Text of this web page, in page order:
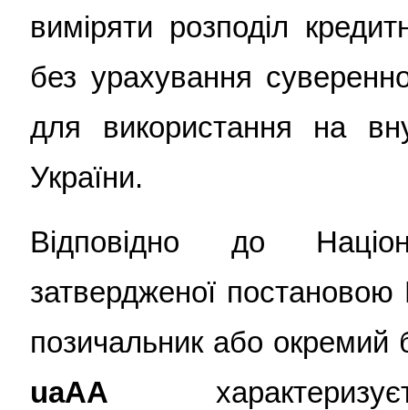
виміряти розподіл
без урахування
для використання на
України.
Відповідно до
затвердженої
позичальник або окремий
uaAА